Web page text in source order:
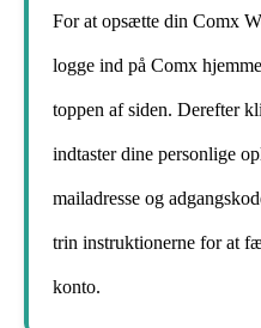
For at opsætte din Comx
logge ind på Comx
toppen af siden. Derefter
indtaster dine personlige
mailadresse og
trin instruktionerne for at
konto.